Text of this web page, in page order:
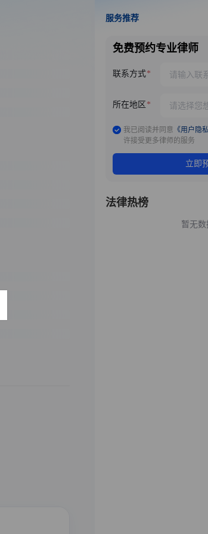
服务推荐
免费预约专业律师
联系方式
所在地区
我已阅读并同意 《用户隐
许接受更多律师的服务
立即
法律热榜
暂无数